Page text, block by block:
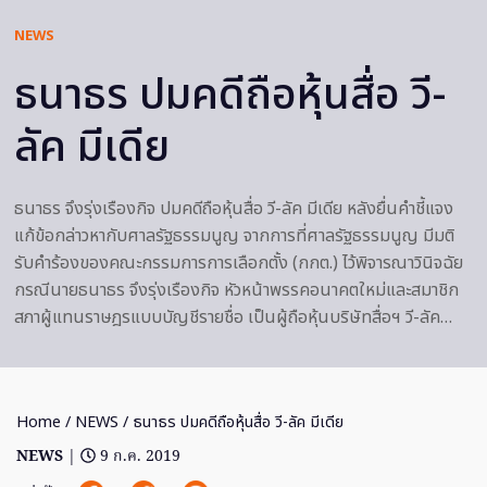
NEWS
ธนาธร ปมคดีถือหุ้นสื่อ วี-
ลัค มีเดีย
ธนาธร จึงรุ่งเรืองกิจ ปมคดีถือหุ้นสื่อ วี-ลัค มีเดีย หลังยื่นคำชี้แจง
แก้ข้อกล่าวหากับศาลรัฐธรรมนูญ จากการที่ศาลรัฐธรรมนูญ มีมติ
รับคำร้องของคณะกรรมการการเลือกตั้ง (กกต.) ไว้พิจารณาวินิจฉัย
กรณีนายธนาธร จึงรุ่งเรืองกิจ หัวหน้าพรรคอนาคตใหม่และสมาชิก
สภาผู้แทนราษฎรแบบบัญชีรายชื่อ เป็นผู้ถือหุ้นบริษัทสื่อฯ วี-ลัค…
Home / NEWS / ธนาธร ปมคดีถือหุ้นสื่อ วี-ลัค มีเดีย
NEWS |
9 ก.ค. 2019